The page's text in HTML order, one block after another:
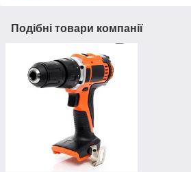
Подібні товари компанії